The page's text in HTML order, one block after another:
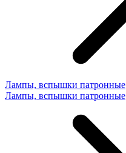
Лампы, вспышки патронные
Лампы, вспышки патронные